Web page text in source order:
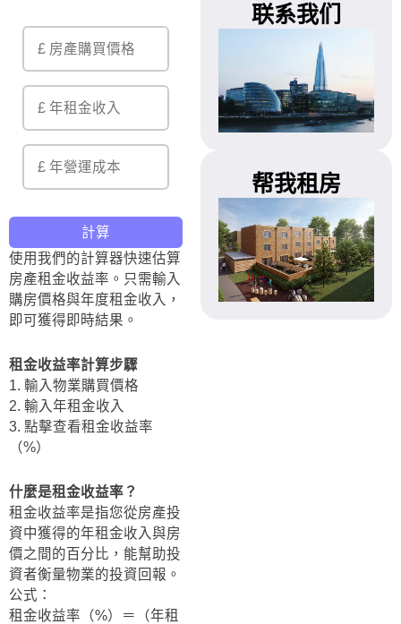
計算
使用我們的計算器快速估算
房產租金收益率。只需輸入
購房價格與年度租金收入，
即可獲得即時結果。
租金收益率計算步驟
1. 輸入物業購買價格
2. 輸入年租金收入
3. 點擊查看租金收益率
（%）
什麼是租金收益率？
租金收益率是指您從房產投
資中獲得的年租金收入與房
價之間的百分比，能幫助投
資者衡量物業的投資回報。
公式：
租金收益率（%）＝（年租
联系我们
帮我租房